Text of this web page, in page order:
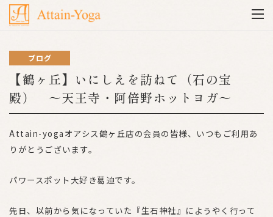
ブログ
【鶴ヶ丘】いにしえを訪ねて（石の宝
殿） ～天王寺・阿倍野ホットヨガ～
Attain-yogaオアシス鶴ヶ丘店の会員の皆様、いつもご利用あ
りがとうございます。
パワースポット大好き葛迫です。
先日、以前から気になっていた『生石神社』にようやく行って